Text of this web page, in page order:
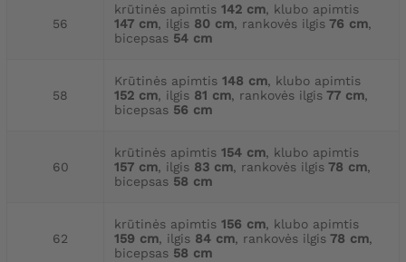
56
krūtinės apimtis 142 cm, klubo apimtis
147 cm, ilgis 80 cm, rankovės ilgis 76 cm,
bicepsas 54 cm
58
Krūtinės apimtis 148 cm, klubo apimtis
152 cm, ilgis 81 cm, rankovės ilgis 77 cm,
bicepsas 56 cm
60
krūtinės apimtis 154 cm, klubo apimtis
157 cm, ilgis 83 cm, rankovės ilgis 78 cm,
bicepsas 58 cm
62
krūtinės apimtis 156 cm, klubo apimtis
159 cm, ilgis 84 cm, rankovės ilgis 78 cm,
bicepsas 58 cm